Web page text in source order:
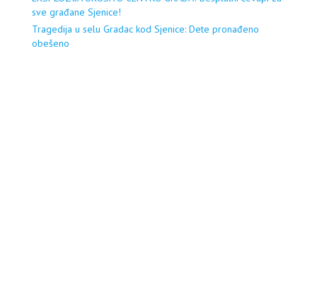
sve građane Sjenice!
Tragedija u selu Gradac kod Sjenice: Dete pronađeno
obešeno